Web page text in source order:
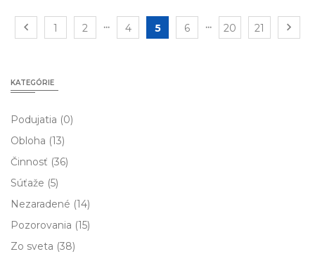
1 2 ... 4 5 6 ... 20 21
KATEGÓRIE
Podujatia (0)
Obloha (13)
Činnosť (36)
Súťaže (5)
Nezaradené (14)
Pozorovania (15)
Zo sveta (38)